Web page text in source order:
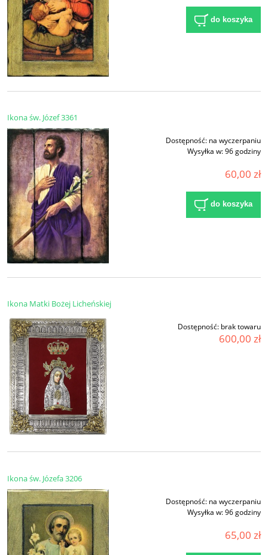
do koszyka
Ikona św. Józef 3361
Dostępność: na wyczerpaniu
Wysyłka w:96 godziny
60,00 zł
do koszyka
Ikona Matki Bożej Licheńskiej
Dostępność: brak towaru
600,00 zł
Ikona św. Józefa 3206
Dostępność: na wyczerpaniu
Wysyłka w:96 godziny
65,00 zł